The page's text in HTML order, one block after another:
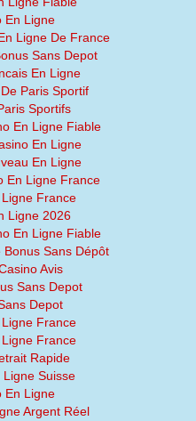
En Ligne
Ligne De France
Sans Depot
En Ligne
Paris Sportif
Sportifs
En Ligne Fiable
En Ligne
En Ligne
En Ligne France
France
Ligne 2026
En Ligne Fiable
Sans Dépôt
Avis
Sans Depot
Depot
France
France
Rapide
Suisse
En Ligne
Argent Réel